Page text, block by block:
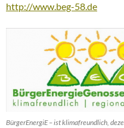
http://www.beg-58.de
BürgerEnergiE – ist klimafreundlich,